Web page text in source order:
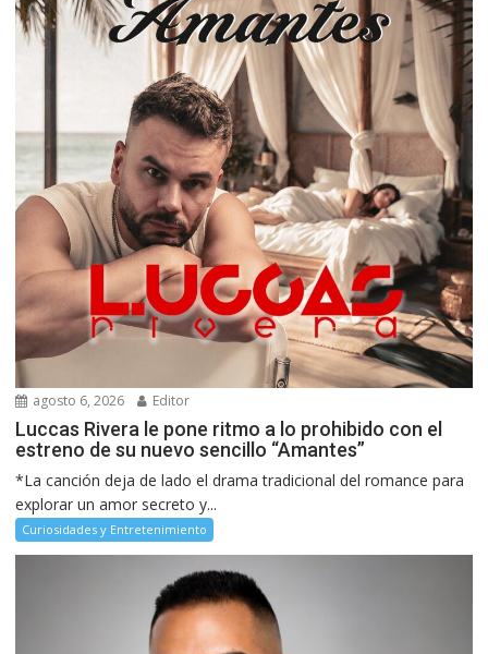
agosto 6, 2026 Editor
Luccas Rivera le pone ritmo a lo prohibido con el
estreno de su nuevo sencillo “Amantes”
*La canción deja de lado el drama tradicional del romance para
explorar un amor secreto y...
Curiosidades y Entretenimiento